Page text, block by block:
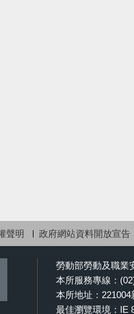
聲明 政府網站資料開放宣告
勞動部勞動及職業
本所服務專線：
本所地址：
最佳瀏覽環境：IE